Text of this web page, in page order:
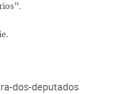
dos-deputados